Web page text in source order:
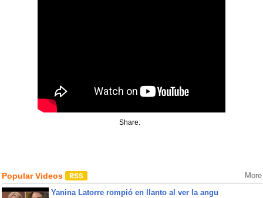
Share:
Popular Videos More
Yanina Latorre rompió en llanto al ver la angu